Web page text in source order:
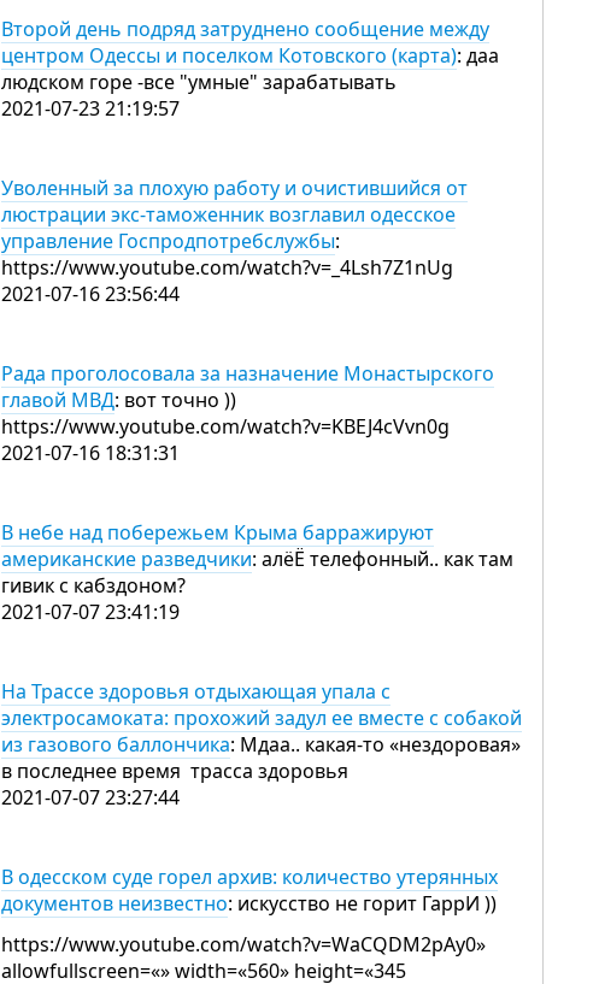
Второй день подряд затруднено сообщение между
центром Одессы и поселком Котовского (карта): даа
людском горе -все "умные" зарабатывать
2021-07-23 21:19:57
Уволенный за плохую работу и очистившийся от
люстрации экс-таможенник возглавил одесское
управление Госпродпотребслужбы:
https://www.youtube.com/watch?v=_4Lsh7Z1nUg
2021-07-16 23:56:44
Рада проголосовала за назначение Монастырского
главой МВД: вот точно ))
https://www.youtube.com/watch?v=KBEJ4cVvn0g
2021-07-16 18:31:31
В небе над побережьем Крыма барражируют
американские разведчики: алёЁ телефонный.. как там
гивик с кабздоном?
2021-07-07 23:41:19
На Трассе здоровья отдыхающая упала с
электросамоката: прохожий задул ее вместе с собакой
из газового баллончика: Мдаа.. какая-то «нездоровая»
в последнее время трасса здоровья
2021-07-07 23:27:44
В одесском суде горел архив: количество утерянных
документов неизвестно: искусство не горит ГаррИ ))
https://www.youtube.com/watch?v=WaCQDM2pAy0»
allowfullscreen=«» width=«560» height=«345